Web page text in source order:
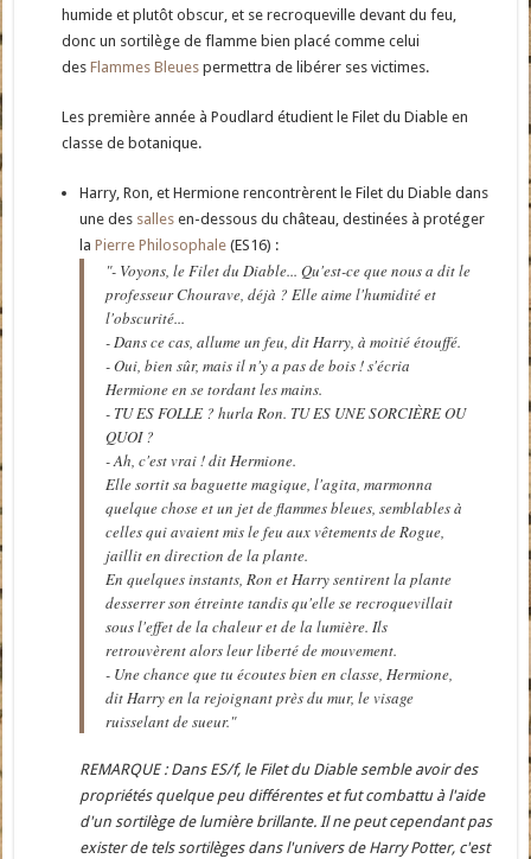
humide et plutôt obscur, et se recroqueville devant du feu,
donc un sortilège de flamme bien placé comme celui
desFlammes Bleues permettra de libérer ses victimes.
Les première année à Poudlard étudient le Filet du Diable en
classe de botanique.
Harry, Ron, et Hermione rencontrèrent le Filet du Diable dans
une des salles en-dessous du château, destinées à protéger
laPierre Philosophale (ES16) :
"- Voyons, le Filet du Diable... Qu'est-ce que nous a dit le
professeur Chourave, déjà ? Elle aime l'humidité et
l'obscurité...
- Dans ce cas, allume un feu, dit Harry, à moitié étouffé.
- Oui, bien sûr, mais il n'y a pas de bois ! s'écria
Hermione en se tordant les mains.
- TU ES FOLLE ? hurla Ron. TU ES UNE SORCIÈRE OU
QUOI ?
- Ah, c'est vrai ! dit Hermione.
Elle sortit sa baguette magique, l'agita, marmonna
quelque chose et un jet de flammes bleues, semblables à
celles qui avaient mis le feu aux vêtements de Rogue,
jaillit en direction de la plante.
En quelques instants, Ron et Harry sentirent la plante
desserrer son étreinte tandis qu'elle se recroquevillait
sous l'effet de la chaleur et de la lumière. Ils
retrouvèrent alors leur liberté de mouvement.
- Une chance que tu écoutes bien en classe, Hermione,
dit Harry en la rejoignant près du mur, le visage
ruisselant de sueur."
REMARQUE : Dans ES/f, le Filet du Diable semble avoir des
propriétés quelque peu différentes et fut combattu à l'aide
d'un sortilège de lumière brillante. Il ne peut cependant pas
exister de tels sortilèges dans l'univers de Harry Potter, c'est